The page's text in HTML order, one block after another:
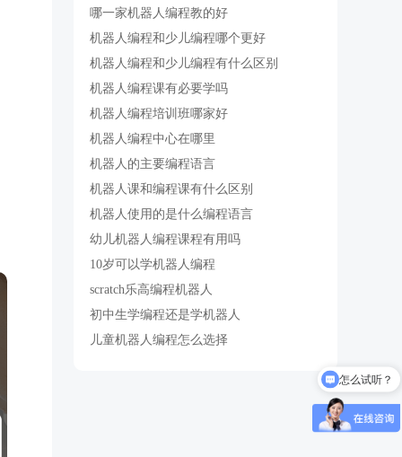
哪一家机器人编程教的好
机器人编程和少儿编程哪个更好
机器人编程和少儿编程有什么区别
机器人编程课有必要学吗
机器人编程培训班哪家好
机器人编程中心在哪里
机器人的主要编程语言
机器人课和编程课有什么区别
机器人使用的是什么编程语言
幼儿机器人编程课程有用吗
10岁可以学机器人编程
scratch乐高编程机器人
初中生学编程还是学机器人
儿童机器人编程怎么选择
你们是怎么收费的呢？